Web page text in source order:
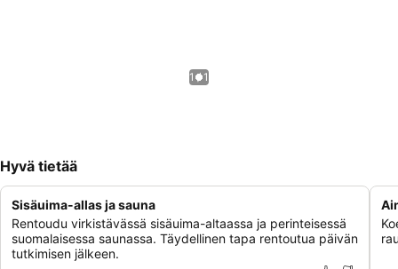
1 / 1
Hyvä tietää
Sisäuima-allas ja sauna
Rentoudu virkistävässä sisäuima-altaassa ja perinteisessä
suomalaisessa saunassa. Täydellinen tapa rentoutua päivän
tutkimisen jälkeen.